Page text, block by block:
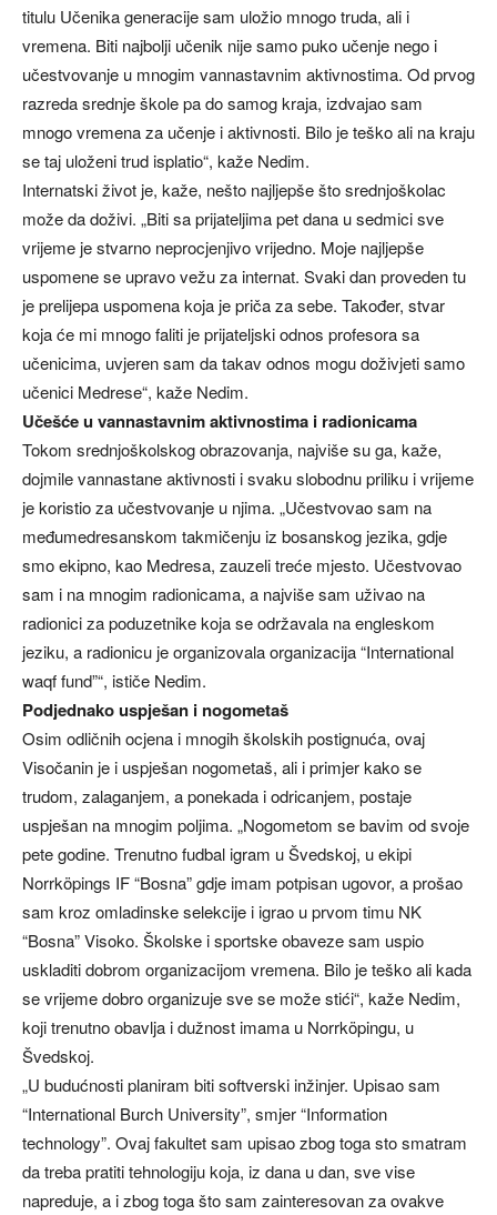
titulu Učenika generacije sam uložio mnogo truda, ali i
vremena. Biti najbolji učenik nije samo puko učenje nego i
učestvovanje u mnogim vannastavnim aktivnostima. Od prvog
razreda srednje škole pa do samog kraja, izdvajao sam
mnogo vremena za učenje i aktivnosti. Bilo je teško ali na kraju
se taj uloženi trud isplatio“, kaže Nedim.
Internatski život je, kaže, nešto najljepše što srednjoškolac
može da doživi. „Biti sa prijateljima pet dana u sedmici sve
vrijeme je stvarno neprocjenjivo vrijedno. Moje najljepše
uspomene se upravo vežu za internat. Svaki dan proveden tu
je prelijepa uspomena koja je priča za sebe. Također, stvar
koja će mi mnogo faliti je prijateljski odnos profesora sa
učenicima, uvjeren sam da takav odnos mogu doživjeti samo
učenici Medrese“, kaže Nedim.
Učešće u vannastavnim aktivnostima i radionicama
Tokom srednjoškolskog obrazovanja, najviše su ga, kaže,
dojmile vannastane aktivnosti i svaku slobodnu priliku i vrijeme
je koristio za učestvovanje u njima. „Učestvovao sam na
međumedresanskom takmičenju iz bosanskog jezika, gdje
smo ekipno, kao Medresa, zauzeli treće mjesto. Učestvovao
sam i na mnogim radionicama, a najviše sam uživao na
radionici za poduzetnike koja se održavala na engleskom
jeziku, a radionicu je organizovala organizacija “International
waqf fund”“, ističe Nedim.
Podjednako uspješan i nogometaš
Osim odličnih ocjena i mnogih školskih postignuća, ovaj
Visočanin je i uspješan nogometaš, ali i primjer kako se
trudom, zalaganjem, a ponekada i odricanjem, postaje
uspješan na mnogim poljima. „Nogometom se bavim od svoje
pete godine. Trenutno fudbal igram u Švedskoj, u ekipi
Norrköpings IF “Bosna” gdje imam potpisan ugovor, a prošao
sam kroz omladinske selekcije i igrao u prvom timu NK
“Bosna” Visoko. Školske i sportske obaveze sam uspio
uskladiti dobrom organizacijom vremena. Bilo je teško ali kada
se vrijeme dobro organizuje sve se može stići“, kaže Nedim,
koji trenutno obavlja i dužnost imama u Norrköpingu, u
Švedskoj.
„U budućnosti planiram biti softverski inžinjer. Upisao sam
“International Burch University”, smjer “Information
technology”. Ovaj fakultet sam upisao zbog toga sto smatram
da treba pratiti tehnologiju koja, iz dana u dan, sve vise
napreduje, a i zbog toga što sam zainteresovan za ovakve